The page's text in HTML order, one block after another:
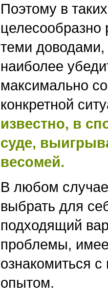
Поэтому в
целесообразно
теми
наиболее
максимально
конкретной
известно, в
суде,
весомей.
В любом
выбрать для
подходящий
проблемы,
ознакомиться
опытом.